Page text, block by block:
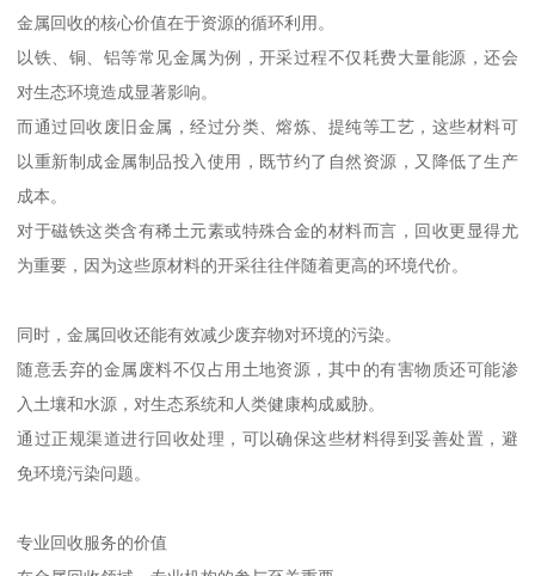
金属回收的核心价值在于资源的循环利用。
以铁、铜、铝等常见金属为例，开采过程不仅耗费大量能源，还会
对生态环境造成显著影响。
而通过回收废旧金属，经过分类、熔炼、提纯等工艺，这些材料可
以重新制成金属制品投入使用，既节约了自然资源，又降低了生产
成本。
对于磁铁这类含有稀土元素或特殊合金的材料而言，回收更显得尤
为重要，因为这些原材料的开采往往伴随着更高的环境代价。
同时，金属回收还能有效减少废弃物对环境的污染。
随意丢弃的金属废料不仅占用土地资源，其中的有害物质还可能渗
入土壤和水源，对生态系统和人类健康构成威胁。
通过正规渠道进行回收处理，可以确保这些材料得到妥善处置，避
免环境污染问题。
专业回收服务的价值